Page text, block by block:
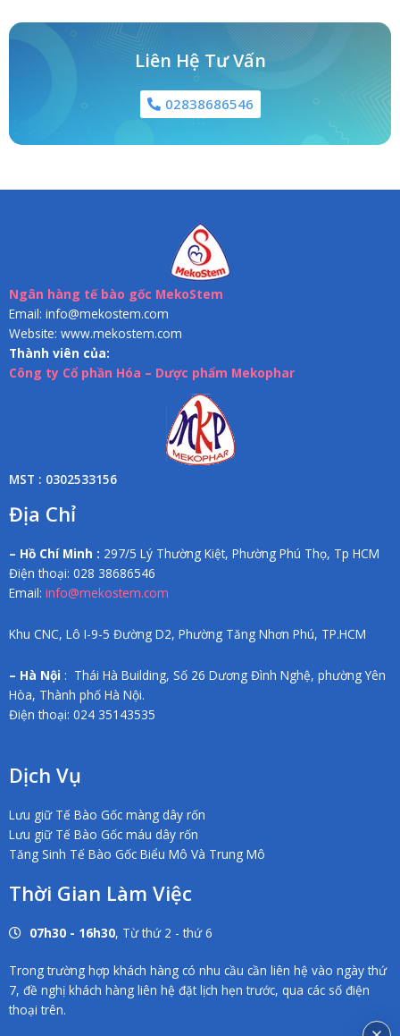
Liên Hệ Tư Vấn
02838686546
Ngân hàng tế bào gốc MekoStem
Email: info@mekostem.com
Website: www.mekostem.com
Thành viên của:
Công ty Cổ phần Hóa – Dược phẩm Mekophar
MST : 0302533156
Địa Chỉ
– Hồ Chí Minh : 297/5 Lý Thường Kiệt, Phường Phú Thọ, Tp HCM
Điện thoại: 028 38686546
Email: info@mekostem.com
Khu CNC, Lô I-9-5 Đường D2, Phường Tăng Nhơn Phú, TP.HCM
– Hà Nội : Thái Hà Building, Số 26 Dương Đình Nghệ, phường Yên
Hòa, Thành phố Hà Nội.
Điện thoại: 024 35143535
Dịch Vụ
Lưu giữ Tế Bào Gốc màng dây rốn
Lưu giữ Tế Bào Gốc máu dây rốn
Tăng Sinh Tế Bào Gốc Biểu Mô Và Trung Mô
Thời Gian Làm Việc
07h30 - 16h30, Từ thứ 2 - thứ 6
Trong trường hợp khách hàng có nhu cầu cần liên hệ vào ngày thứ
7, đề nghị khách hàng liên hệ đặt lịch hẹn trước, qua các số điện
thoại trên.